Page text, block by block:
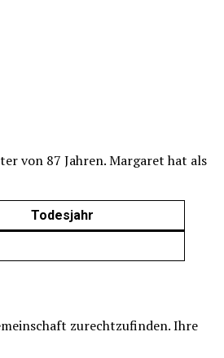
von 87 Jahren. Margaret hat als
Todesjahr
zurechtzufinden. Ihre